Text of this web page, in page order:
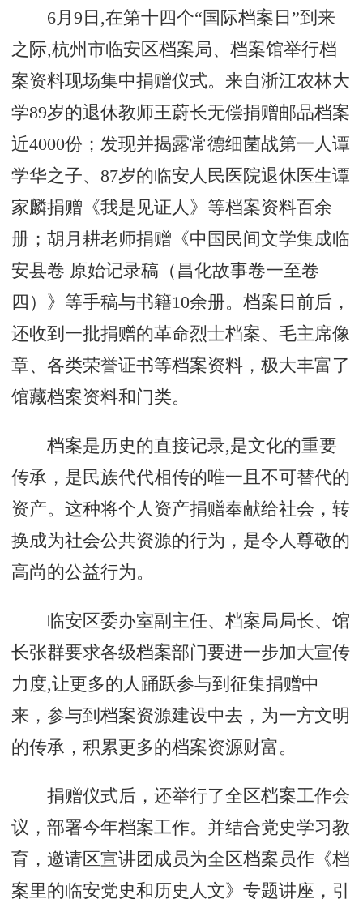
6月9日,在第十四个“国际档案日”到来
之际,杭州市临安区档案局、档案馆举行档
案资料现场集中捐赠仪式。来自浙江农林大
学89岁的退休教师王蔚长无偿捐赠邮品档案
近4000份；发现并揭露常德细菌战第一人谭
学华之子、87岁的临安人民医院退休医生谭
家麟捐赠《我是见证人》等档案资料百余
册；胡月耕老师捐赠《中国民间文学集成临
安县卷 原始记录稿（昌化故事卷一至卷
四）》等手稿与书籍10余册。档案日前后，
还收到一批捐赠的革命烈士档案、毛主席像
章、各类荣誉证书等档案资料，极大丰富了
馆藏档案资料和门类。
档案是历史的直接记录,是文化的重要
传承，是民族代代相传的唯一且不可替代的
资产。这种将个人资产捐赠奉献给社会，转
换成为社会公共资源的行为，是令人尊敬的
高尚的公益行为。
临安区委办室副主任、档案局局长、馆
长张群要求各级档案部门要进一步加大宣传
力度,让更多的人踊跃参与到征集捐赠中
来，参与到档案资源建设中去，为一方文明
的传承，积累更多的档案资源财富。
捐赠仪式后，还举行了全区档案工作会
议，部署今年档案工作。并结合党史学习教
育，邀请区宣讲团成员为全区档案员作《档
案里的临安党史和历史人文》专题讲座，引